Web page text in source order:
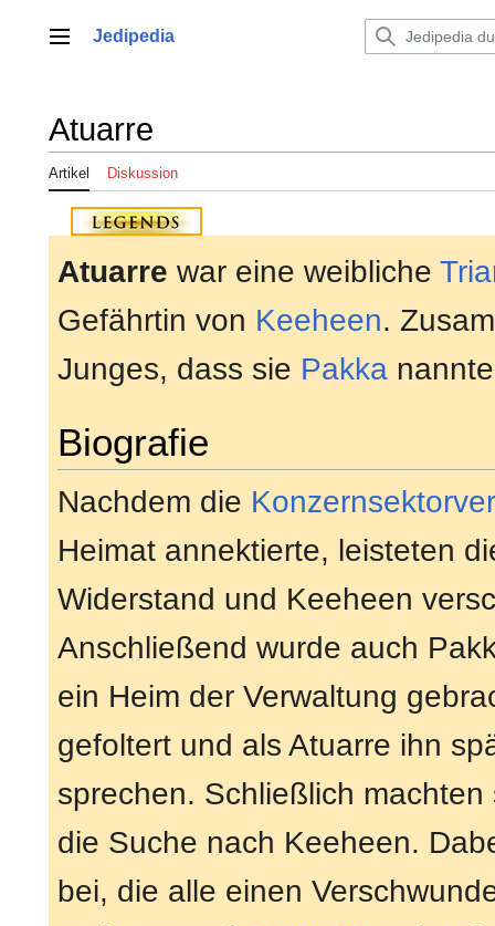
springenHauptmenü
Jedipedia
Atuarre
Artikel Diskussion
Atuarre war eine weibliche
Gefährtin von Keeheen.
Junges, dass sie Pakka
Biografie
Nachdem die
Heimat annektierte, leisteten
Widerstand und Keeheen
Anschließend wurde auch
ein Heim der Verwaltung
gefoltert und als Atuarre ihn
sprechen. Schließlich
die Suche nach Keeheen.
bei, die alle einen